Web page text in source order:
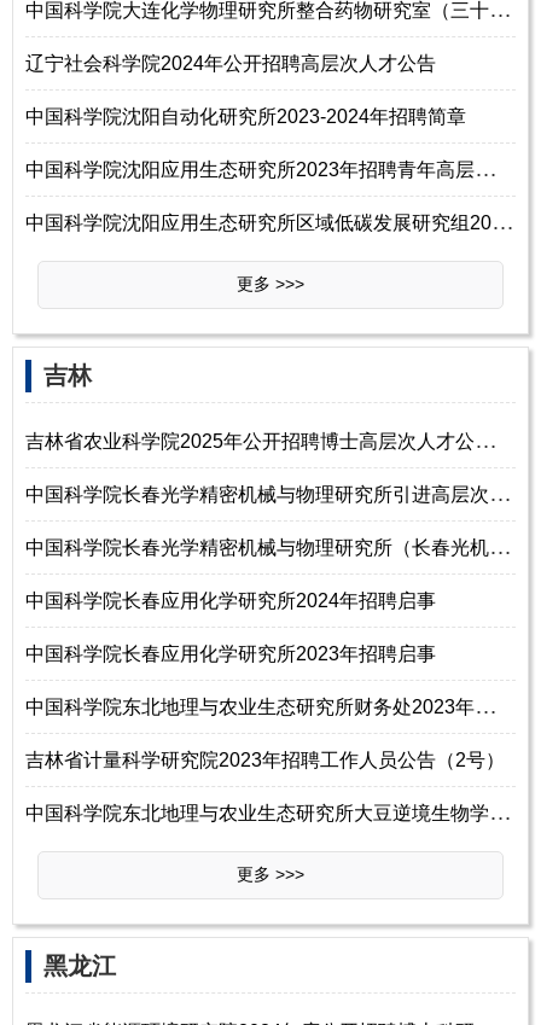
中
国科学院大连化学物理研究所整合药物研究室（三十一室）2025年诚聘事业编
辽宁社会科学院2024年公开招聘高层次人才公告
中国科学院沈阳自动化研究所2023-2024年招聘简章
中
国科学院沈阳应用生态研究所2023年招聘青年高层次人才通知
中
国科学院沈阳应用生态研究所区域低碳发展研究组2023年招聘特别研究助理启
更多 >>>
吉林
吉
林省农业科学院2025年公开招聘博士高层次人才公告（2号）
中
国科学院长春光学精密机械与物理研究所引进高层次人才公告（本公告长期有
中
国科学院长春光学精密机械与物理研究所（长春光机所）2024年秋季招聘公告
中国科学院长春应用化学研究所2024年招聘启事
中国科学院长春应用化学研究所2023年招聘启事
中
国科学院东北地理与农业生态研究所财务处2023年招聘工作人员启事
吉林省计量科学研究院2023年招聘工作人员公告（2号）
中
国科学院东北地理与农业生态研究所大豆逆境生物学学科组2023年招聘项目聘
更多 >>>
黑龙江